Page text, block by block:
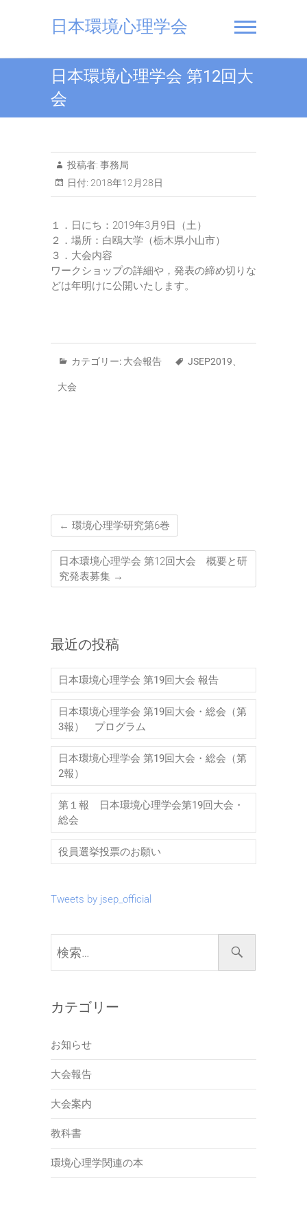
日本環境心理学会
日本環境心理学会 第12回大
会
投稿者: 事務局
日付: 2018年12月28日
１．日にち：2019年3月9日（土）
２．場所：白鴎大学（栃木県小山市）
３．大会内容
ワークショップの詳細や，発表の締め切りな
どは年明けに公開いたします。
カテゴリー: 大会報告 JSEP2019
大会
← 環境心理学研究第6巻
日本環境心理学会 第12回大会 概要と研
究発表募集 →
最近の投稿
日本環境心理学会 第19回大会 報告
日本環境心理学会 第19回大会・総会（第
3報） プログラム
日本環境心理学会 第19回大会・総会（第
2報）
第１報 日本環境心理学会第19回大会・
総会
役員選挙投票のお願い
Tweets by jsep_official
索…
カテゴリー
お知らせ
大会報告
大会案内
教科書
環境心理学関連の本